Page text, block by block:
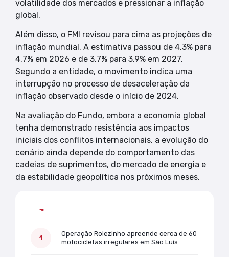
volatilidade dos mercados e pressionar a inflação
global.
Além disso, o FMI revisou para cima as projeções de
inflação mundial. A estimativa passou de 4,3% para
4,7% em 2026 e de 3,7% para 3,9% em 2027.
Segundo a entidade, o movimento indica uma
interrupção no processo de desaceleração da
inflação observado desde o início de 2024.
Na avaliação do Fundo, embora a economia global
tenha demonstrado resistência aos impactos
iniciais dos conflitos internacionais, a evolução do
cenário ainda depende do comportamento das
cadeias de suprimentos, do mercado de energia e
da estabilidade geopolítica nos próximos meses.
Operação Rolezinho apreende cerca de 60
motocicletas irregulares em São Luís